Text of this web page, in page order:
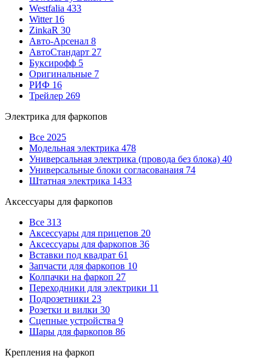
Westfalia 433
Witter 16
ZinkaR 30
Авто-Арсенал 8
АвтоСтандарт 27
Буксирофф 5
Оригинальные 7
РИФ 16
Трейлер 269
Электрика для фаркопов
Все 2025
Модельная электрика 478
Универсальная электрика (провода без блока) 40
Универсальные блоки согласованаия 74
Штатная электрика 1433
Аксессуары для фаркопов
Все 313
Аксессуары для прицепов 20
Аксессуары для фаркопов 36
Вставки под квадрат 61
Запчасти для фаркопов 10
Колпачки на фаркоп 27
Переходники для электрики 11
Подрозетники 23
Розетки и вилки 30
Сцепные устройства 9
Шары для фаркопов 86
Крепления на фаркоп